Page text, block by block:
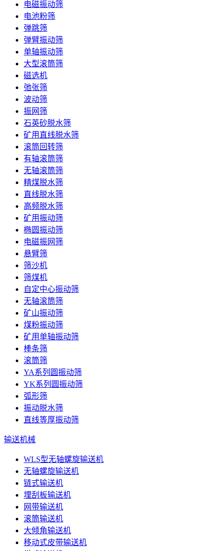
电磁振动筛
电池粉筛
弹跳筛
弹臂振动筛
单轴振动筛
大型滚筒筛
磁选机
弛张筛
波动筛
振网筛
石英砂脱水筛
矿用直线脱水筛
滚筒回转筛
有轴滚筒筛
无轴滚筒筛
精煤脱水筛
直线脱水筛
高频脱水筛
矿用振动筛
椭圆振动筛
电磁振网筛
悬臂筛
筛沙机
筛煤机
自定中心振动筛
无轴滚筒筛
矿山振动筛
煤粉振动筛
矿用单轴振动筛
棒条筛
滚筒筛
YA系列圆振动筛
YK系列圆振动筛
弧形筛
振动脱水筛
直线等厚振动筛
输送机械
WLS型无轴螺旋输送机
无轴螺旋输送机
链式输送机
埋刮板输送机
网带输送机
滚筒输送机
大倾角输送机
移动式皮带输送机